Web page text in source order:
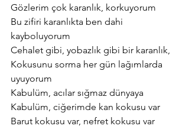
Gözlerim çok karanlık, korkuyorum
Bu zifiri karanlıkta ben dahi
kayboluyorum
Cehalet gibi, yobazlık gibi bir karanlık,
Kokusunu sorma her gün lağımlarda
uyuyorum
Kabulüm, acılar sığmaz dünyaya
Kabulüm, ciğerimde kan kokusu var
Barut kokusu var, nefret kokusu var